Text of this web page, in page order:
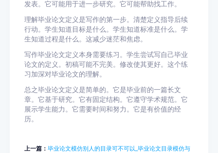
发表。它可能用于进一步研究。它可能帮助找工作。
理解毕业论文定义是写作的第一步。清楚定义指导后续
行动。学生知道目标是什么。学生知道标准是什么。学
生知道过程是什么。这减少迷茫和焦虑。
写作毕业论文定义本身需要练习。学生尝试写自己毕业
论文的定义。初稿可能不完美。修改使其更好。这个练
习加深对毕业论文的理解。
总之毕业论文定义是简单的。它是毕业前的一篇长文
章。它基于研究。它有固定结构。它遵守学术规范。它
展示学生能力。它需要时间和努力。它是有价值的经
历。
上一篇： 毕业论文模仿别人的目录可不可以_毕业论文目录模仿与